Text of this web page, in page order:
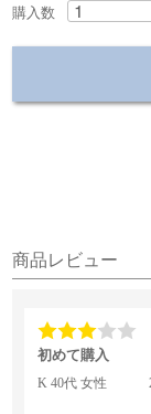
購入数
商品レビュー
初めて購入
K 40代 女性